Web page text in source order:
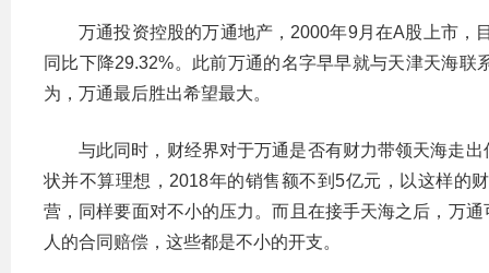
万通投资控股的万通地产，2000年9月在A股上市，
同比下降29.32%。此前万通的名字早早就与天津天海
为，万通最后胜出希望最大。
与此同时，财经界对于万通是否有财力带领天海走
状并不算理想，2018年的销售额不到5亿元，以这样的
营，同样要面对不小的压力。而且在接手天海之后，万
人的合同赔偿，这些都是不小的开支。